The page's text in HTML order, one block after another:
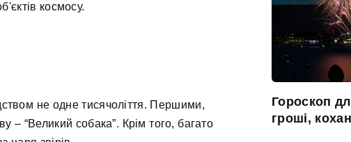
космосу.
не одне тисячоліття. Першими,
– “Великий собака”. Крім того, багато
Гороскоп
гроші,